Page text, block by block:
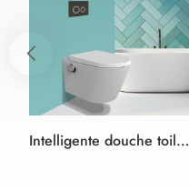
Intelligente douche toilet Bidet Zitting wit en kleur zwart-duitse stijl